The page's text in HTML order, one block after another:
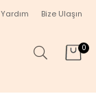
Yardım Bize Ulaşın
0